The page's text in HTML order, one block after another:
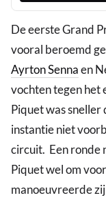
De eerste Grand
vooral beroemd
Ayrton Sennaen
vochten tegen het
Piquet was sneller
instantie niet
circuit. Een ronde
Piquet wel om
manoeuvreerde